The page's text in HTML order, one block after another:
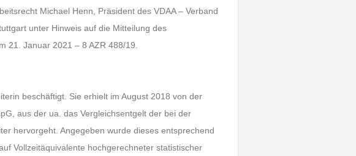
Michael Henn, Präsident des VDAA – Verband
unter Hinweis auf die Mitteilung des
21. Januar 2021 – 8 AZR 488/19.
beschäftigt. Sie erhielt im August 2018 von der
aus der ua. das Vergleichsentgelt der bei der
hervorgeht. Angegeben wurde dieses entsprechend
Vollzeitäquivalente hochgerechneter statistischer